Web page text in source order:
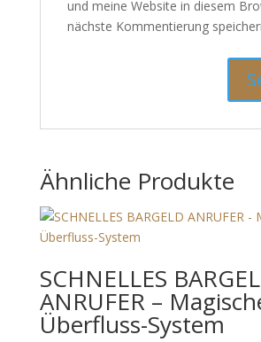
und meine Website in diesem
nächste Kommentierung
Ähnliche Produkte
SCHNELLES
ANRUFER –
Überfluss-System